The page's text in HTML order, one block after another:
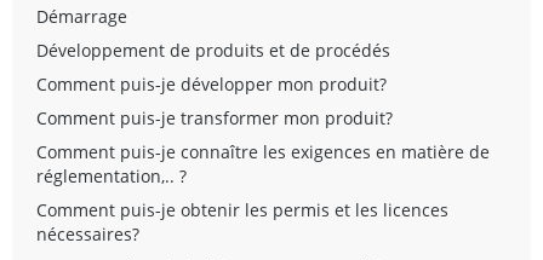
Démarrage
Développement de produits et de procédés
Comment puis-je développer mon produit?
Comment puis-je transformer mon produit?
Comment puis-je connaître les exigences en matière de
réglementation,.. ?
Comment puis-je obtenir les permis et les licences
nécessaires?